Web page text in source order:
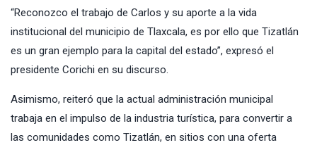
“Reconozco el trabajo de Carlos y su aporte a la vida
institucional del municipio de Tlaxcala, es por ello que Tizatlán
es un gran ejemplo para la capital del estado”, expresó el
presidente Corichi en su discurso.
Asimismo, reiteró que la actual administración municipal
trabaja en el impulso de la industria turística, para convertir a
las comunidades como Tizatlán, en sitios con una oferta